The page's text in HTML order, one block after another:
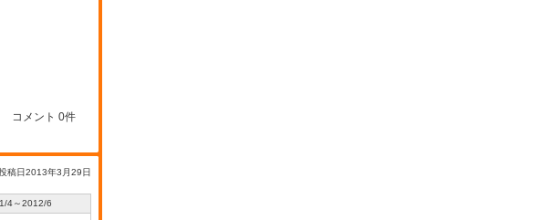
コメント 0件
稿日2013年3月29日
4～2012/6